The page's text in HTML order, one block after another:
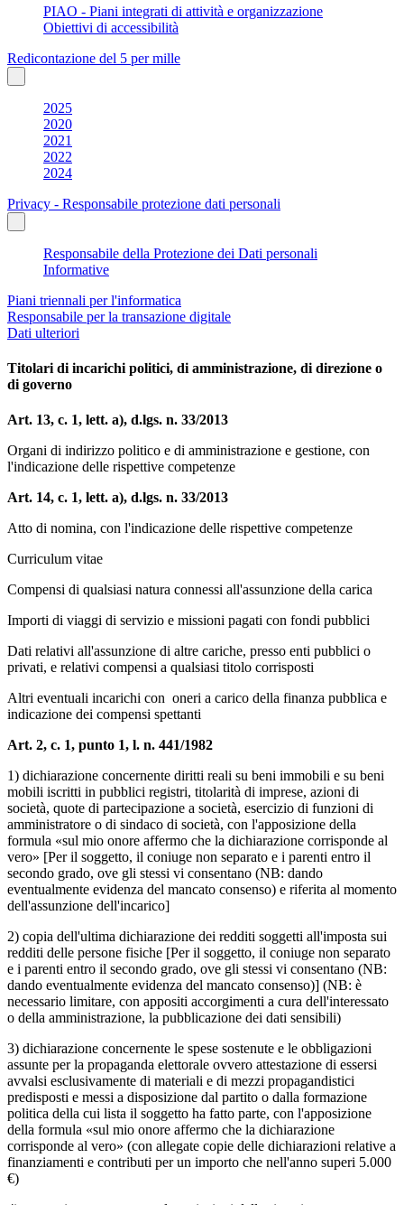
PIAO - Piani integrati di attività e organizzazione
Obiettivi di accessibilità
Redicontazione del 5 per mille
2025
2020
2021
2022
2024
Privacy - Responsabile protezione dati personali
Responsabile della Protezione dei Dati personali
Informative
Piani triennali per l'informatica
Responsabile per la transazione digitale
Dati ulteriori
Titolari di incarichi politici, di amministrazione, di direzione o
di governo
Art. 13, c. 1, lett. a), d.lgs. n. 33/2013
Organi di indirizzo politico e di amministrazione e gestione, con
l'indicazione delle rispettive competenze
Art. 14, c. 1, lett. a), d.lgs. n. 33/2013
Atto di nomina, con l'indicazione delle rispettive competenze
Curriculum vitae
Compensi di qualsiasi natura connessi all'assunzione della carica
Importi di viaggi di servizio e missioni pagati con fondi pubblici
Dati relativi all'assunzione di altre cariche, presso enti pubblici o
privati, e relativi compensi a qualsiasi titolo corrisposti
Altri eventuali incarichi con oneri a carico della finanza pubblica e
indicazione dei compensi spettanti
Art. 2, c. 1, punto 1, l. n. 441/1982
1) dichiarazione concernente diritti reali su beni immobili e su beni
mobili iscritti in pubblici registri, titolarità di imprese, azioni di
società, quote di partecipazione a società, esercizio di funzioni di
amministratore o di sindaco di società, con l'apposizione della
formula «sul mio onore affermo che la dichiarazione corrisponde al
vero» [Per il soggetto, il coniuge non separato e i parenti entro il
secondo grado, ove gli stessi vi consentano (NB: dando
eventualmente evidenza del mancato consenso) e riferita al momento
dell'assunzione dell'incarico]
2) copia dell'ultima dichiarazione dei redditi soggetti all'imposta sui
redditi delle persone fisiche [Per il soggetto, il coniuge non separato
e i parenti entro il secondo grado, ove gli stessi vi consentano (NB:
dando eventualmente evidenza del mancato consenso)] (NB: è
necessario limitare, con appositi accorgimenti a cura dell'interessato
o della amministrazione, la pubblicazione dei dati sensibili)
3) dichiarazione concernente le spese sostenute e le obbligazioni
assunte per la propaganda elettorale ovvero attestazione di essersi
avvalsi esclusivamente di materiali e di mezzi propagandistici
predisposti e messi a disposizione dal partito o dalla formazione
politica della cui lista il soggetto ha fatto parte, con l'apposizione
della formula «sul mio onore affermo che la dichiarazione
corrisponde al vero» (con allegate copie delle dichiarazioni relative a
finanziamenti e contributi per un importo che nell'anno superi 5.000
€)